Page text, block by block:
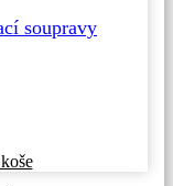
soupravy